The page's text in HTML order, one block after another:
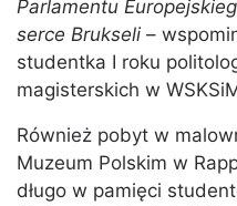
Parlamentu
serce Brukseli –
studentka I roku
magisterskich w
Również pobyt w
Muzeum Polskim w
długo w pamięci